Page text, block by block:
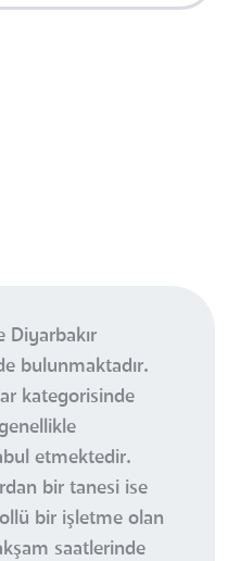
Diyarbakır
bulunmaktadır.
kategorisinde
etmektedir.
bir tanesi ise
bir işletme olan
saatlerinde